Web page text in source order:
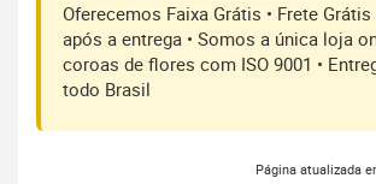
Oferecemos Faixa Grátis • Frete Grátis
após a entrega • Somos a única loja
coroas de flores com ISO 9001 •
todo Brasil
Página atualizada